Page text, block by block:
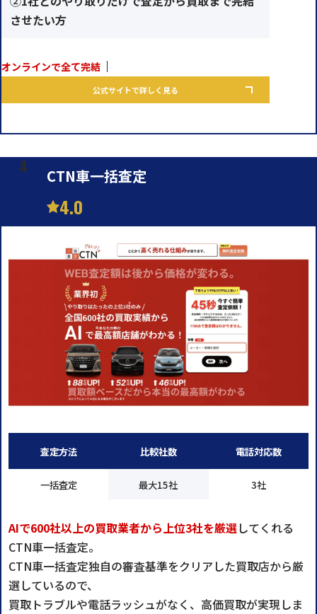
させたい方
オンラインで全て完結
公式サイトで詳しく見る
CTN車一括査定
4.0
査定方法
一括査定
比較社数
最大15社
電話対応数
3社
AIで600社以上の買取業者から上位3社を厳選してくれる
CTN車一括査定。
CTN車一括査定独自の審査基準をクリアした買取店から厳
選しているので、
買取トラブルや電話ラッシュがなく、高価買取が実現しま